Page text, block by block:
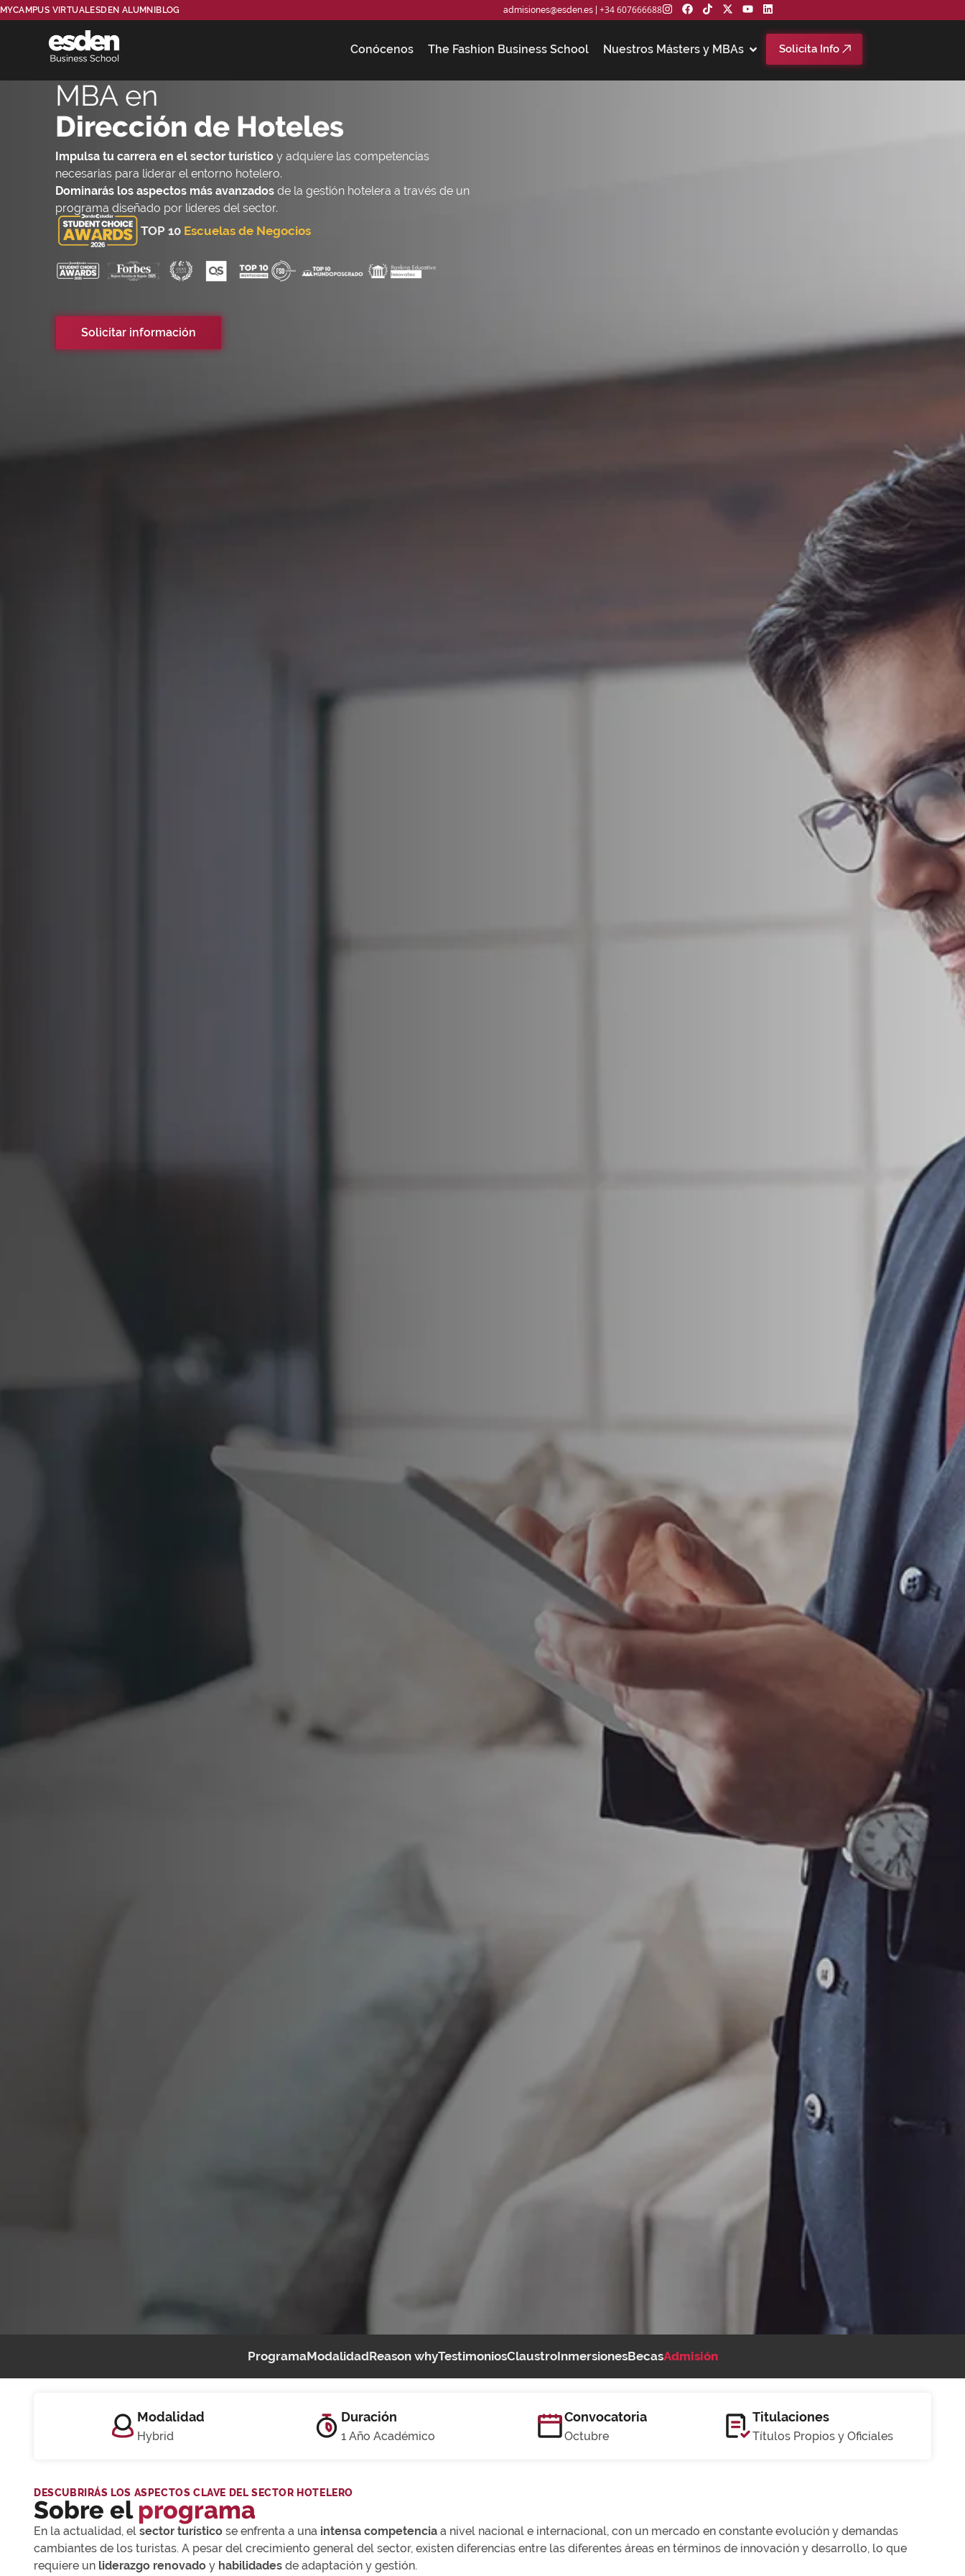
MYCAMPUS VIRTUALESDEN ALUMNI BLOG admisiones@esden.es| +34 607666688
Conócenos The Fashion Business School Nuestros Másters y MBAs Solicita Info
MBA en
Dirección de Hoteles
Impulsa tu carrera en el sector turístico y adquiere las competencias
necesarias para liderar el entorno hotelero.
Dominarás los aspectos más avanzados de la gestión hotelera a través de un
programa diseñado por líderes del sector.
TOP 10 Escuelas de Negocios
Solicitar información
ProgramaModalidadReason whyTestimoniosClaustroInmersionesBecasAdmisión
Modalidad
Hybrid
Duración
1 Año Académico
Convocatoria
Octubre
Titulaciones
Títulos Propios y Oficiales
DESCUBRIRÁS LOS ASPECTOS CLAVE DEL SECTOR HOTELERO
Sobre elprograma
En la actualidad, el sector turístico se enfrenta a una intensa competencia a nivel nacional e internacional, con un mercado en constante evolución y demandas
cambiantes de los turistas. A pesar del crecimiento general del sector, existen diferencias entre las diferentes áreas en términos de innovación y desarrollo, lo que
requiere un liderazgo renovado y habilidades de adaptación y gestión.